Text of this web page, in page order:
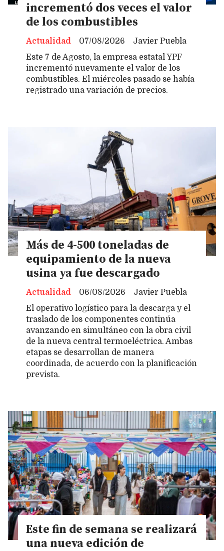
incrementó dos veces el valor
de los combustibles
Javier Puebla
Actualidad
07/08/2026
Este 7 de Agosto, la empresa estatal YPF
incrementó nuevamente el valor de los
combustibles. El miércoles pasado se había
registrado una variación de precios.
Más de 4-500 toneladas de
equipamiento de la nueva
usina ya fue descargado
Javier Puebla
Actualidad
06/08/2026
El operativo logístico para la descarga y el
traslado de los componentes continúa
avanzando en simultáneo con la obra civil
de la nueva central termoeléctrica. Ambas
etapas se desarrollan de manera
coordinada, de acuerdo con la planificación
prevista.
Este fin de semana se realizará
una nueva edición de